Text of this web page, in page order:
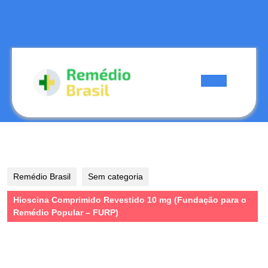
Remédio Brasil Sem categoria
Hioscina Comprimido Revestido 10 mg (Fundação para o
Remédio Popular – FURP)